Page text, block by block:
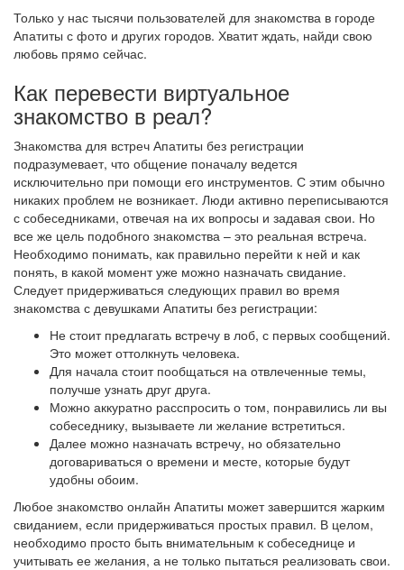
Только у нас тысячи пользователей для знакомства в городе
Апатиты с фото и других городов. Хватит ждать, найди свою
любовь прямо сейчас.
Как перевести виртуальное
знакомство в реал?
Знакомства для встреч Апатиты без регистрации
подразумевает, что общение поначалу ведется
исключительно при помощи его инструментов. С этим обычно
никаких проблем не возникает. Люди активно переписываются
с собеседниками, отвечая на их вопросы и задавая свои. Но
все же цель подобного знакомства – это реальная встреча.
Необходимо понимать, как правильно перейти к ней и как
понять, в какой момент уже можно назначать свидание.
Следует придерживаться следующих правил во время
знакомства с девушками Апатиты без регистрации:
Не стоит предлагать встречу в лоб, с первых сообщений.
Это может оттолкнуть человека.
Для начала стоит пообщаться на отвлеченные темы,
получше узнать друг друга.
Можно аккуратно расспросить о том, понравились ли вы
собеседнику, вызываете ли желание встретиться.
Далее можно назначать встречу, но обязательно
договариваться о времени и месте, которые будут
удобны обоим.
Любое знакомство онлайн Апатиты может завершится жарким
свиданием, если придерживаться простых правил. В целом,
необходимо просто быть внимательным к собеседнице и
учитывать ее желания, а не только пытаться реализовать свои.